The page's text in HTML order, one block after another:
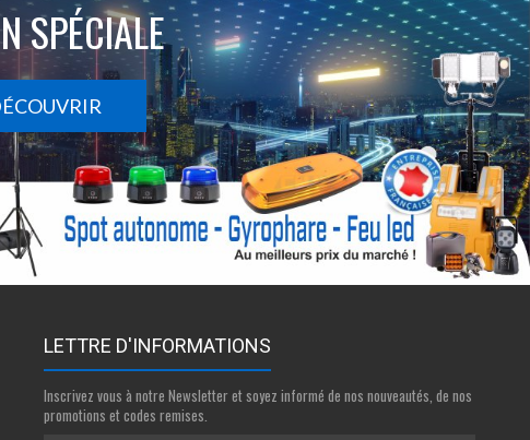
SPÉCIALE
LETTRE D'INFORMATIONS
Inscrivez vous à notre Newsletter et soyez informé de nos nouveautés, de nos
promotions et codes remises.